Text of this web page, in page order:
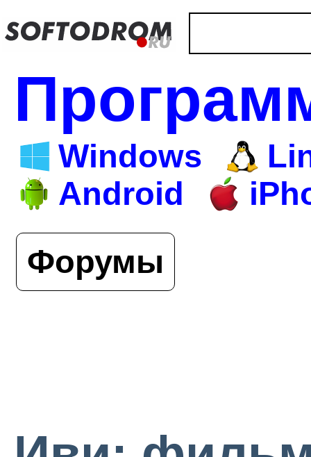
Windows
Android
Форумы